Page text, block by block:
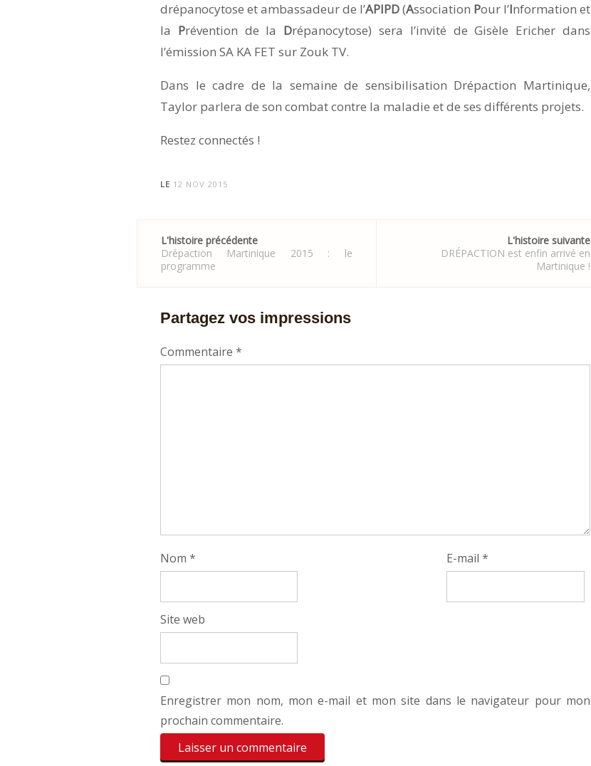
drépanocytose et ambassadeur de l’‪APIPD‬ (Association Pour l’Information et
la Prévention de la ‪Drépanocytose‬) sera l’invité de Gisèle Ericher dans
l’émission SA KA FET sur Zouk TV.
Dans le cadre de la semaine de sensibilisation Drépaction Martinique,
Taylor parlera de son combat contre la maladie et de ses différents projets.
Restez connectés !
LE 12 NOV 2015
navigation
L'histoire précédente
Drépaction Martinique 2015 : le
programme
L'histoire suivante
DRÉPACTION est enfin arrivé en
Martinique !
Partagez vos impressions
Commentaire *
Nom * E-mail*
Site web
Enregistrer mon nom, mon e-mail et mon site dans le navigateur pour mon
prochain commentaire.